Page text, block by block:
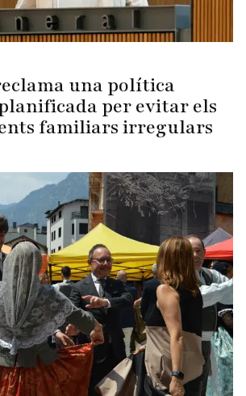
una política
per evitar els
familiars irregulars